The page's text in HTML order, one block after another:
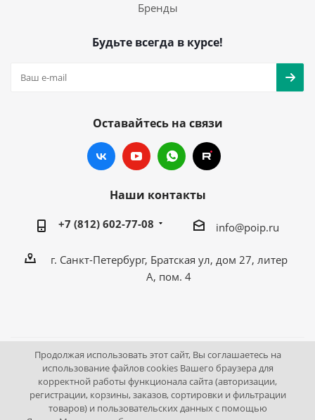
Бренды
Будьте всегда в курсе!
Оставайтесь на связи
Наши контакты
+7 (812) 602-77-08 info@poip.ru
г. Санкт-Петербург, Братская ул, дом 27, литер
А, пом. 4
2009 - 2026 © Промышленное оборудование Интернет
портал.
195043, г. Санкт-Петербург, Братская ул, дом 27, литер А,
Продолжая использовать этот сайт, Вы соглашаетесь на
использование файлов cookies Вашего браузера для
корректной работы функционала сайта (авторизации,
регистрации, корзины, заказов, сортировки и фильтрации
товаров) и пользовательских данных с помощью